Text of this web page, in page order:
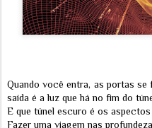
Quando você entra, as portas se
saída é a luz que há no fim do
E que túnel escuro é os
Fazer uma viagem nas